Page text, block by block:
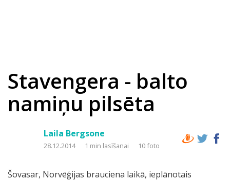
Stavengera - balto
namiņu pilsēta
Laila Bergsone
28.12.2014 1 min lasīšanai 10 foto
Šovasar, Norvēģijas brauciena laikā, ieplānotais